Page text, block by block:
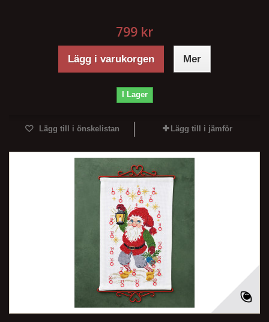
799 kr
Lägg i varukorgen Mer
I Lager
Lägg till i önskelistan Lägg till i jämför